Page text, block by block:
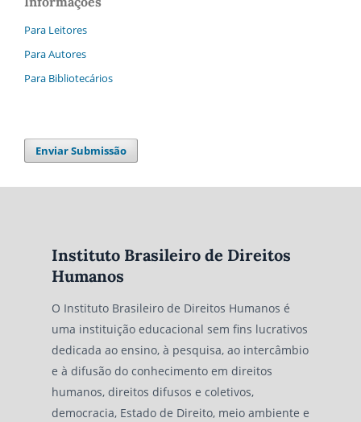
Para Leitores
Para Autores
Para Bibliotecários
Enviar Submissão
Instituto Brasileiro de Direitos
Humanos
O Instituto Brasileiro de Direitos Humanos é
uma instituição educacional sem fins lucrativos
dedicada ao ensino, à pesquisa, ao intercâmbio
e à difusão do conhecimento em direitos
humanos, direitos difusos e coletivos,
democracia, Estado de Direito, meio ambiente e